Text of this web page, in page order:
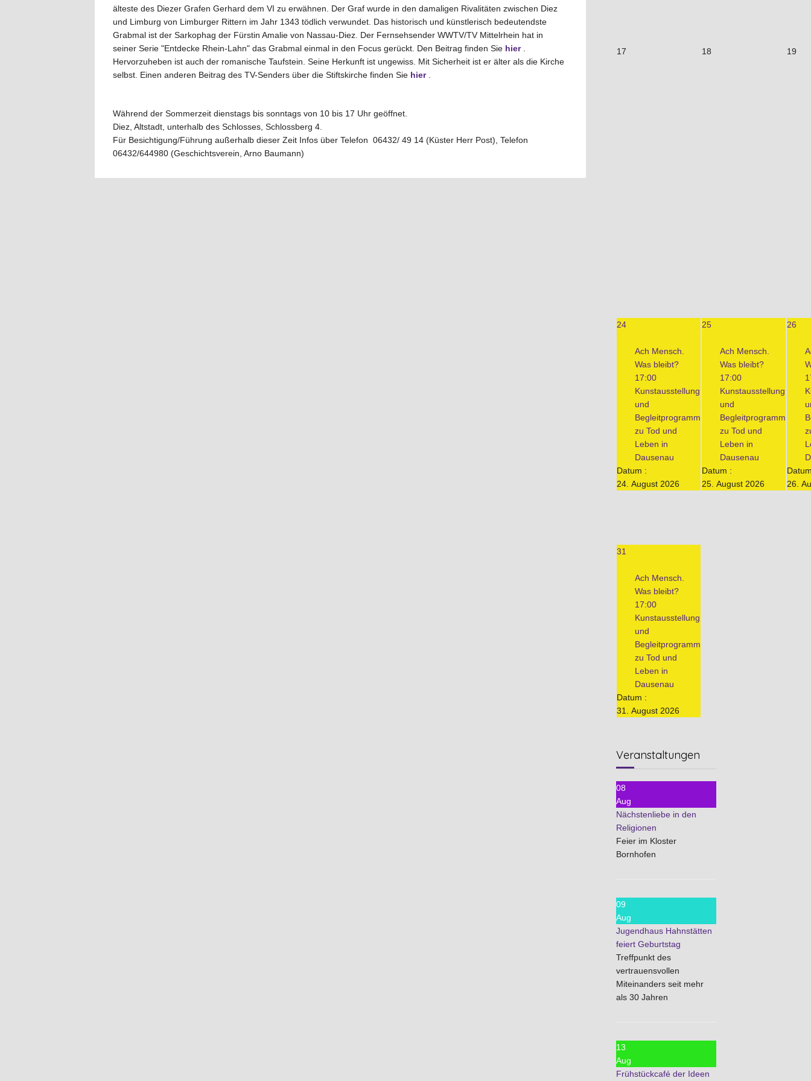
älteste des Diezer Grafen Gerhard dem VI zu erwähnen. Der Graf wurde in den damaligen Rivalitäten zwischen Diez
und Limburg von Limburger Rittern im Jahr 1343 tödlich verwundet. Das historisch und künstlerisch bedeutendste
Grabmal ist der Sarkophag der Fürstin Amalie von Nassau-Diez. Der Fernsehsender WWTV/TV Mittelrhein hat in
seiner Serie "Entdecke Rhein-Lahn" das Grabmal einmal in den Focus gerückt. Den Beitrag finden Sie hier .
Hervorzuheben ist auch der romanische Taufstein. Seine Herkunft ist ungewiss. Mit Sicherheit ist er älter als die Kirche
selbst. Einen anderen Beitrag des TV-Senders über die Stiftskirche finden Sie hier .
Während der Sommerzeit dienstags bis sonntags von 10 bis 17 Uhr geöffnet.
Diez, Altstadt, unterhalb des Schlosses, Schlossberg 4.
Für Besichtigung/Führung außerhalb dieser Zeit Infos über Telefon 06432/ 49 14 (Küster Herr Post), Telefon
06432/644980 (Geschichtsverein, Arno Baumann)
17 18 19
24
Ach Mensch.
Was bleibt?
17:00
Kunstausstellung
und
Begleitprogramm
zu Tod und
Leben in
Dausenau
Datum :
24. August 2026
25
Ach Mensch.
Was bleibt?
17:00
Kunstausstellung
und
Begleitprogramm
zu Tod und
Leben in
Dausenau
Datum :
25. August 2026
26
26.
31
Ach Mensch.
Was bleibt?
17:00
Kunstausstellung
und
Begleitprogramm
zu Tod und
Leben in
Dausenau
Datum :
31. August 2026
Veranstaltungen
08
Aug
Nächstenliebe in den
Religionen
Feier im Kloster
Bornhofen
09
Aug
Jugendhaus Hahnstätten
feiert Geburtstag
Treffpunkt des
vertrauensvollen
Miteinanders seit mehr
als 30 Jahren
13
Aug
Frühstückcafé der Ideen